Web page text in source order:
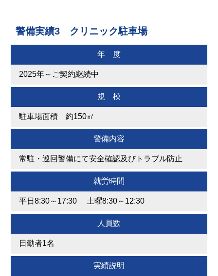
警備実績3 クリニック駐車場
年 度
2025年～ご契約継続中
規 模
駐車場面積 約150㎡
警備内容
常駐・巡回警備にて安全確認及びトラブル防止
就労時間
平日8:30～17:30 土曜8:30～12:30
人員数
日勤者1名
実績説明